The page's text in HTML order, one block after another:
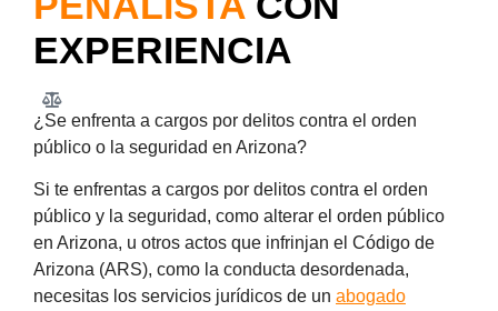
EXPERIENCIA
¿Se enfrenta a cargos por delitos contra el orden
público o la seguridad en Arizona?
Si te enfrentas a cargos por delitos contra el orden
público y la seguridad, como alterar el orden público
en Arizona, u otros actos que infrinjan el Código de
Arizona (ARS), como la conducta desordenada,
necesitas los servicios jurídicos de un abogado